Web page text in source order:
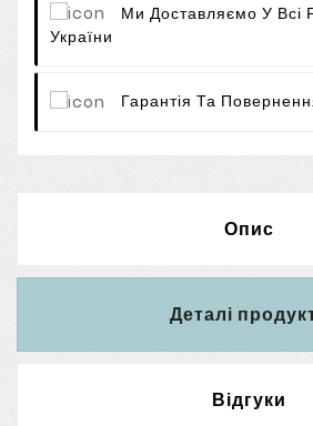
Ми Доставляємо У Всі
України
Гарантія Та
Опис
Деталі
Відгуки